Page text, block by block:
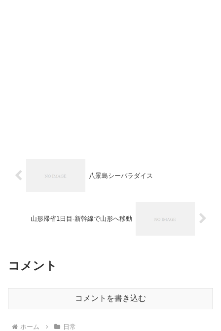
八景島シーパラダイス
山形帰省1日目-新幹線で山形へ移動
コメント
コメントを書き込む
ホーム 日常